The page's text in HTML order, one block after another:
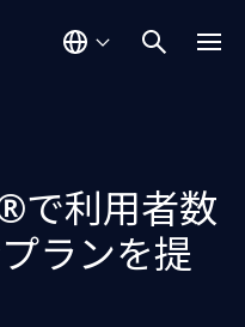
で利用者数
ランを提